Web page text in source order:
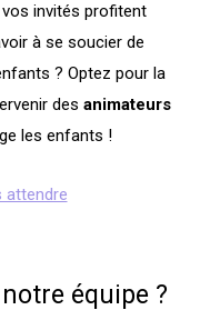
invités profitent
à se soucier de
? Optez pour la
des animateurs
les enfants !
attendre
équipe ?